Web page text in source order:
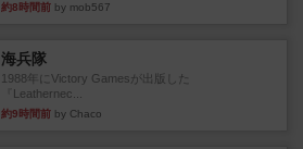
約8時間前 by mob567
海兵隊
1988年にVictory Gamesが出版した
『Leathernec...
約9時間前 by Chaco